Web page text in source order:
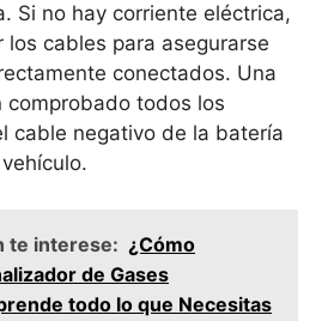
Si no hay corriente eléctrica,
los cables para asegurarse
conectados. Una
comprobado todos los
cable negativo de la batería
te interese: ¿Cómo
de Gases
todo lo que Necesitas